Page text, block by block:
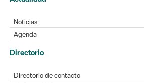
Noticias
Agenda
Directorio
Directorio de contacto